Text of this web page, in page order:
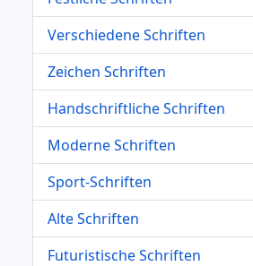
Verschiedene Schriften
Zeichen Schriften
Handschriftliche Schriften
Moderne Schriften
Sport-Schriften
Alte Schriften
Futuristische Schriften